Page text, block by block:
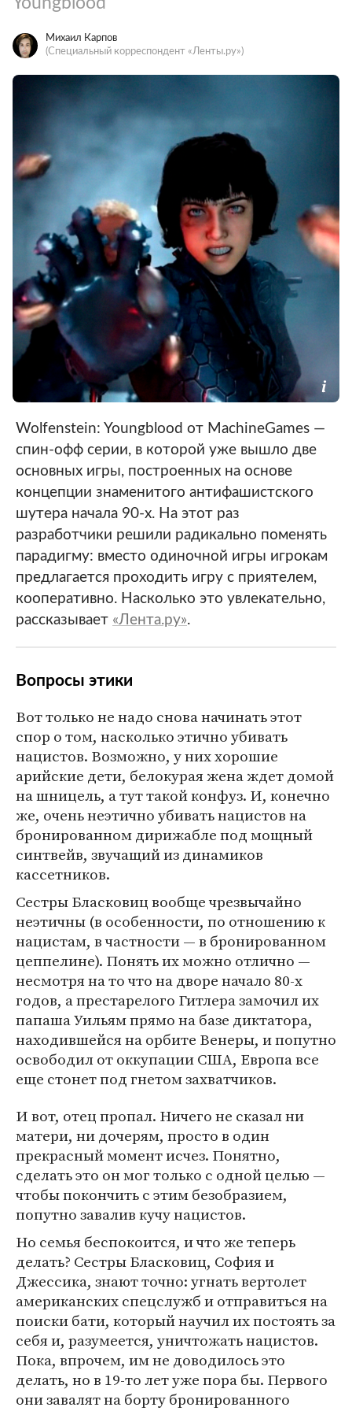
Михаил Карпов
(Специальный корреспондент «Ленты.ру»)
Wolfenstein: Youngblood от MachineGames —
спин-офф серии, в которой уже вышло две
основных игры, построенных на основе
концепции знаменитого антифашистского
шутера начала 90-х. На этот раз
разработчики решили радикально поменять
парадигму: вместо одиночной игры игрокам
предлагается проходить игру с приятелем,
кооперативно. Насколько это увлекательно,
рассказывает «Лента.ру».
Вопросы этики
Вот только не надо снова начинать этот
спор о том, насколько этично убивать
нацистов. Возможно, у них хорошие
арийские дети, белокурая жена ждет домой
на шницель, а тут такой конфуз. И, конечно
же, очень неэтично убивать нацистов на
бронированном дирижабле под мощный
синтвейв, звучащий из динамиков
кассетников.
Сестры Бласковиц вообще чрезвычайно
неэтичны (в особенности, по отношению к
нацистам, в частности — в бронированном
цеппелине). Понять их можно отлично —
несмотря на то что на дворе начало 80-х
годов, а престарелого Гитлера замочил их
папаша Уильям прямо на базе диктатора,
находившейся на орбите Венеры, и попутно
освободил от оккупации США, Европа все
еще стонет под гнетом захватчиков.
И вот, отец пропал. Ничего не сказал ни
матери, ни дочерям, просто в один
прекрасный момент исчез. Понятно,
сделать это он мог только с одной целью —
чтобы покончить с этим безобразием,
попутно завалив кучу нацистов.
Но семья беспокоится, и что же теперь
делать? Сестры Бласковиц, София и
Джессика, знают точно: угнать вертолет
американских спецслужб и отправиться на
поиски бати, который научил их постоять за
себя и, разумеется, уничтожать нацистов.
Пока, впрочем, им не доводилось это
делать, но в 19-то лет уже пора бы. Первого
они завалят на борту бронированного